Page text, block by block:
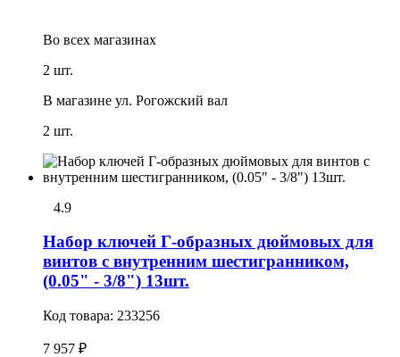
Во всех магазинах
2 шт.
В магазине ул. Рогожский вал
2 шт.
4.9
Набоp ключей Г-образных дюймовых для
винтов с внутренним шестигранником,
(0.05" - 3/8") 13шт.
Код товара: 233256
7 957 ₽